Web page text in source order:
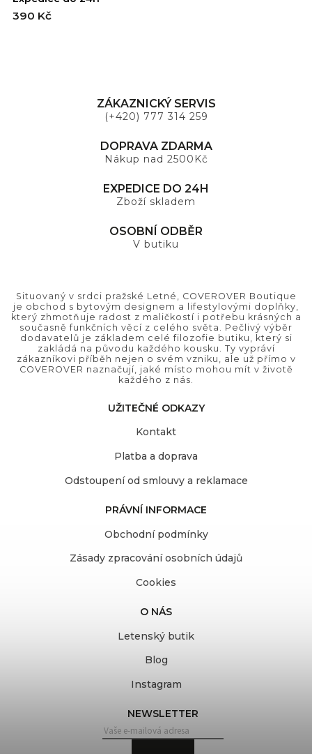
390 Kč
ZÁKAZNICKÝ SERVIS
(+420) 777 314 259
DOPRAVA ZDARMA
Nákup nad 2500Kč
EXPEDICE DO 24H
Zboží skladem
OSOBNÍ ODBĚR
V butiku
Situovaný v srdci pražské Letné, COVEROVER Boutique
je obchod s bytovým designem a lifestylovými doplňky,
který zhmotňuje radost z maličkostí i potřebu krásných a
současně funkčních věcí z celého světa. Pečlivý výběr
dodavatelů je základem celé filozofie butiku, který si
zakládá na původu každého kousku. Ty vypráví
zákazníkovi příběh nejen o svém vzniku, ale už přímo v
COVEROVER naznačují, jaké místo mohou mít v životě
každého z nás.
UŽITEČNÉ ODKAZY
Kontakt
Platba a doprava
Odstoupení od smlouvy a reklamace
PRÁVNÍ INFORMACE
Obchodní podmínky
Zásady zpracování osobních údajů
Cookies
O NÁS
Letenský butik
Blog
Instagram
NEWSLETTER